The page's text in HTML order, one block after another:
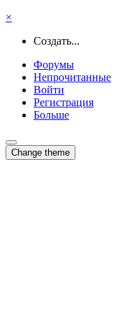
×
Создать...
Форумы
Непрочитанные
Войти
Регистрация
Больше
Change theme